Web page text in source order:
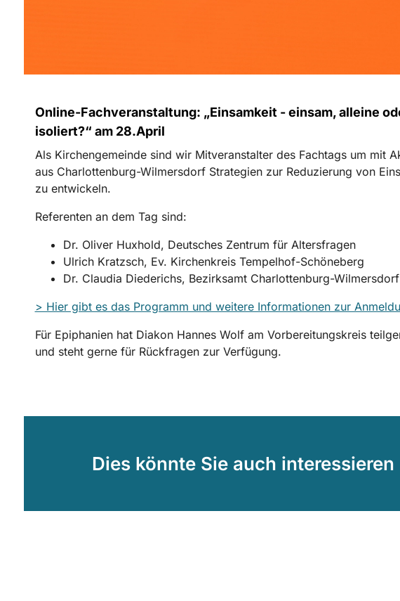
Online-Fachveranstaltung: „Einsamkeit - einsam, alleine
isoliert?“ am 28.April
Als Kirchengemeinde sind wir Mitveranstalter des Fachtags um mit
aus Charlottenburg-Wilmersdorf Strategien zur Reduzierung von
zu entwickeln.
Referenten an dem Tag sind:
Dr. Oliver Huxhold, Deutsches Zentrum für Altersfragen
Ulrich Kratzsch, Ev. Kirchenkreis Tempelhof-Schöneberg
Dr. Claudia Diederichs, Bezirksamt Charlottenburg-Wilmersdorf
> Hier gibt es das Programm und weitere Informationen zur
Für Epiphanien hat Diakon Hannes Wolf am Vorbereitungskreis
und steht gerne für Rückfragen zur Verfügung.
Dies könnte Sie auch interessieren